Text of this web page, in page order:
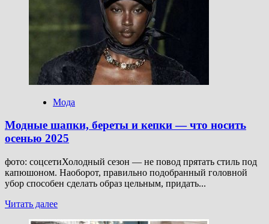
как
правильно
носить
осенью
Мода
Модные шапки, береты и кепки — что носить
осенью 2025
фото: соцсетиХолодный сезон — не повод прятать стиль под
капюшоном. Наоборот, правильно подобранный головной
убор способен сделать образ цельным, придать...
Читать далееПрочитать